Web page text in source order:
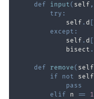
def input( self ,
try :
            self
.d [
except :
            self
.d [
            bisect
.
def remove( self
if
not self
pass
elif n == 1